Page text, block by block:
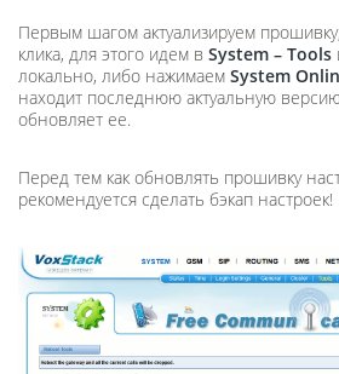
Первым шагом актуализируем
клика, для этого идем в System – Tools
локально, либо нажимаем System
находит последнюю актуальную
обновляет ее.
Перед тем как обновлять прошивку
рекомендуется сделать бэкап настроек!